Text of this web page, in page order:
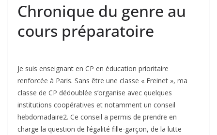
Chronique du genre au
cours préparatoire
Je suis enseignant en CP en éducation prioritaire
renforcée à Paris. Sans être une classe « Freinet », ma
classe de CP dédoublée s’organise avec quelques
institutions coopératives et notamment un conseil
hebdomadaire2. Ce conseil a permis de prendre en
charge la question de l’égalité fille-garçon, de la lutte